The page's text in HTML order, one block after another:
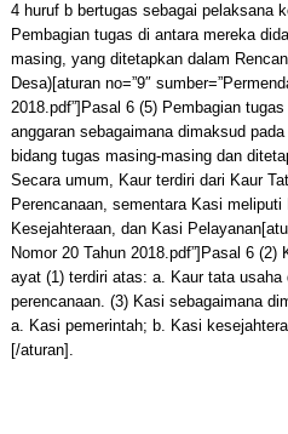
4 huruf b bertugas sebagai pelaksana
Pembagian tugas di antara mereka
masing, yang ditetapkan dalam
Desa)[aturan no=”9″
2018.pdf”]Pasal 6 (5) Pembagian
anggaran sebagaimana dimaksud
bidang tugas masing-masing dan
Secara umum, Kaur terdiri dari Kaur
Perencanaan, sementara Kasi
Kesejahteraan, dan Kasi
Nomor 20 Tahun 2018.pdf”]Pasal 6
ayat (1) terdiri atas: a. Kaur tata usaha
perencanaan. (3) Kasi sebagaimana
a. Kasi pemerintah; b. Kasi
[/aturan].